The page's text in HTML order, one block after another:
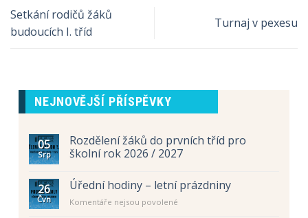
Setkání rodičů žáků
budoucích I. tříd
Turnaj v pexesu
NEJNOVĚJŠÍ PŘÍSPĚVKY
05
Srp
Rozdělení žáků do prvních tříd pro
školní rok 2026 / 2027
26
Čvn
Úřední hodiny – letní prázdniny
Komentáře nejsou povolené